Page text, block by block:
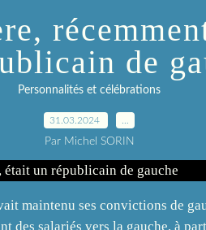
de
Personnalités et célébrations
31.03.2024
Par Michel SORIN
maintenu ses convictions de
des salariés vers la gauche, à